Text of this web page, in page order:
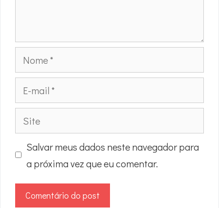
Nome
mail
Site
Salvar meus dados neste navegador para
a próxima vez que eu comentar.